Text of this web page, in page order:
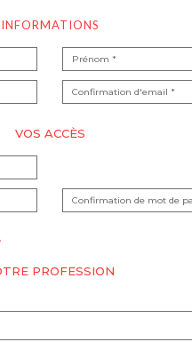
INFORMATIONS
VOS ACCÈS
PROFESSION